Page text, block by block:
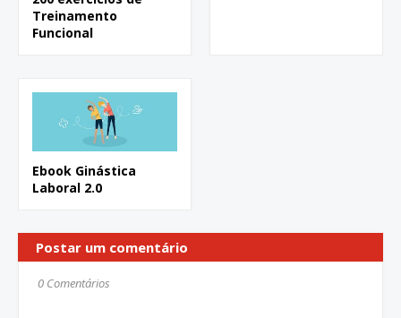
Treinamento
Funcional
Ebook Ginástica
Laboral 2.0
Postar um comentário
0 Comentários